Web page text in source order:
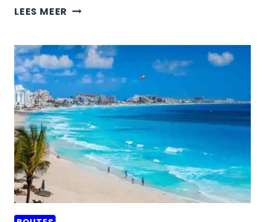
LEES MEER HOE
VAN
ISLA
MUJERES
NAAR
HOLBOX,
MEXICO?